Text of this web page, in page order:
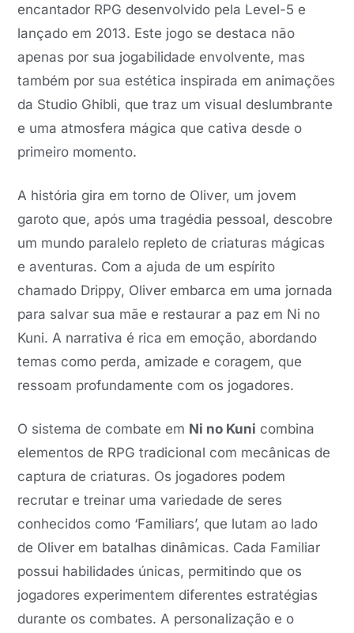
encantador RPG desenvolvido pela Level-5 e
lançado em 2013. Este jogo se destaca não
apenas por sua jogabilidade envolvente, mas
também por sua estética inspirada em animações
da Studio Ghibli, que traz um visual deslumbrante
e uma atmosfera mágica que cativa desde o
primeiro momento.
A história gira em torno de Oliver, um jovem
garoto que, após uma tragédia pessoal, descobre
um mundo paralelo repleto de criaturas mágicas
e aventuras. Com a ajuda de um espírito
chamado Drippy, Oliver embarca em uma jornada
para salvar sua mãe e restaurar a paz em Ni no
Kuni. A narrativa é rica em emoção, abordando
temas como perda, amizade e coragem, que
ressoam profundamente com os jogadores.
O sistema de combate em Ni no Kuni combina
elementos de RPG tradicional com mecânicas de
captura de criaturas. Os jogadores podem
recrutar e treinar uma variedade de seres
conhecidos como ‘Familiars’, que lutam ao lado
de Oliver em batalhas dinâmicas. Cada Familiar
possui habilidades únicas, permitindo que os
jogadores experimentem diferentes estratégias
durante os combates. A personalização e o